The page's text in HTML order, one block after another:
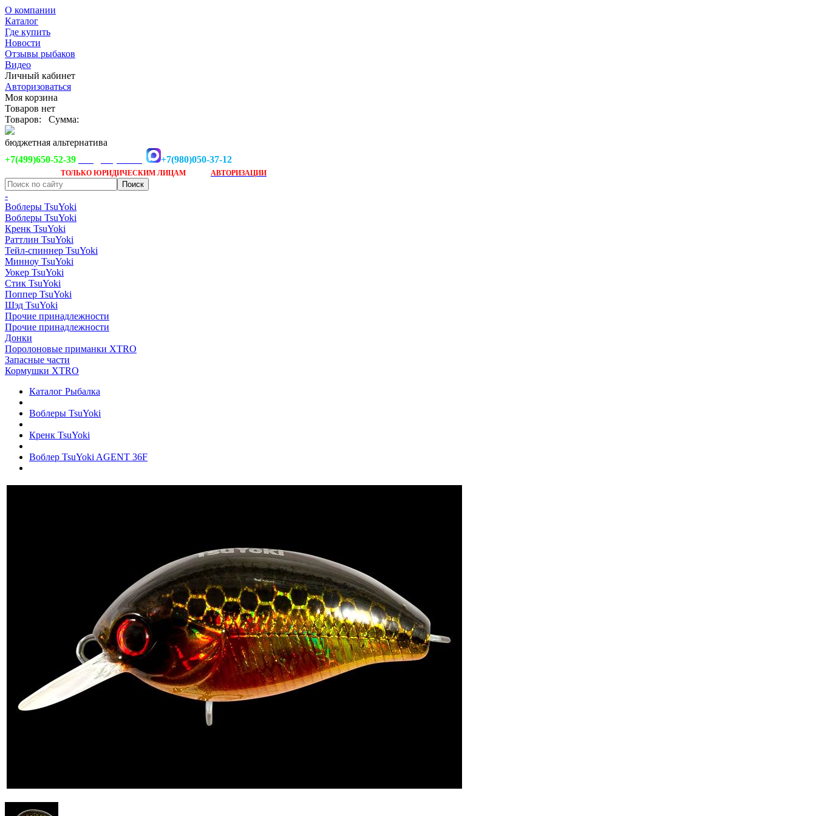
О компании
Каталог
Где купить
Новости
Отзывы рыбаков
Видео
Личный кабинет
Авторизоваться
Моя корзина
Товаров нет
Товаров:
Сумма:
бюджетная альтернатива
+7(499)650-52-39
+7(980)050-37-12
ТОЛЬКО ЮРИДИЧЕСКИМ ЛИЦАМ АВТОРИЗАЦИИ
-
Воблеры TsuYoki
Воблеры TsuYoki
Кренк TsuYoki
Раттлин TsuYoki
Тейл-спиннер TsuYoki
Минноу TsuYoki
Уокер TsuYoki
Стик TsuYoki
Поппер TsuYoki
Шэд TsuYoki
Прочие принадлежности
Прочие принадлежности
Донки
Поролоновые приманки XTRO
Запасные части
Кормушки XTRO
Каталог Рыбалка
Воблеры TsuYoki
Кренк TsuYoki
Воблер TsuYoki AGENT 36F